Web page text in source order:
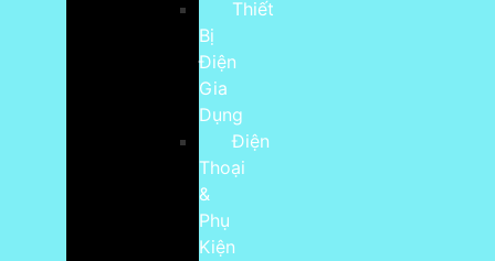
Thiết
Bị
Điện
Gia
Dụng
Điện
Thoại
&
Phụ
Kiện